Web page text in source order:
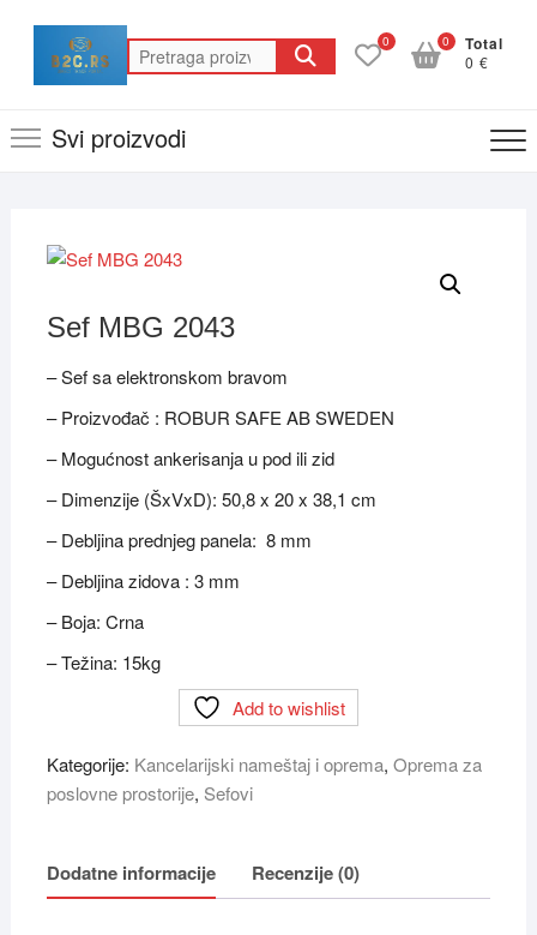
content
Pretraga
za:
0 Total
0 €
0
Svi proizvodi
Sef MBG 2043
– Sef sa elektronskom bravom
– Proizvođač : ROBUR SAFE AB SWEDEN
– Mogućnost ankerisanja u pod ili zid
– Dimenzije (ŠxVxD): 50,8 x 20 x 38,1 cm
– Debljina prednjeg panela: 8 mm
– Debljina zidova : 3 mm
– Boja: Crna
– Težina: 15kg
Add to wishlist
Kategorije: Kancelarijski nameštaj i oprema, Oprema za
poslovne prostorije, Sefovi
Dodatne informacije Recenzije (0)